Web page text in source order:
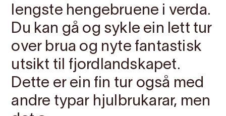
lengste hengebruene i verda.
Du kan gå og sykle ein lett tur
over brua og nyte fantastisk
utsikt til fjordlandskapet.
Dette er ein fin tur også med
andre typar hjulbrukarar, men